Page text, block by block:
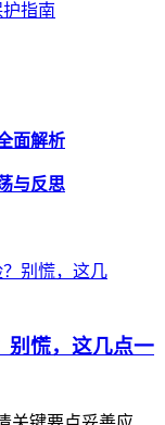
指南
面解析
与反思
别慌，这几点一